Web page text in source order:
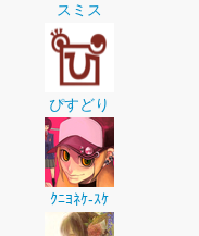
スミス
ぴすどり
ｸﾆﾖﾈｹ-ｽｹ